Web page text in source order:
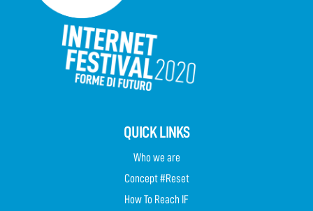
QUICK LINKS
Who we are
Concept #Reset
How To Reach IF